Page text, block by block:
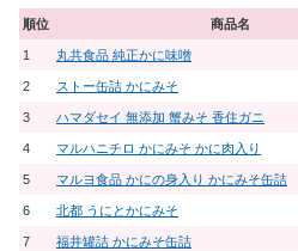
順位 商品名
1 丸共食品 純正かに味噌
2 ストー缶詰 かにみそ
3 ハマダセイ 無添加 蟹みそ 香住ガニ
4 マルハニチロ かにみそ かに肉入り
5 マルヨ食品 かにの身入り かにみそ缶詰
6 北都 うにとかにみそ
7 福井罐詰 かにみそ缶詰